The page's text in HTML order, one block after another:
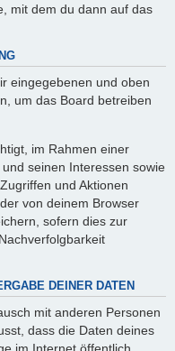
mit dem du dann auf das
eingegebenen und oben
um das Board betreiben
im Rahmen einer
seinen Interessen sowie
und Aktionen
von deinem Browser
sofern dies zur
DEINER DATEN
mit anderen Personen
dass die Daten deines
im Internet öffentlich